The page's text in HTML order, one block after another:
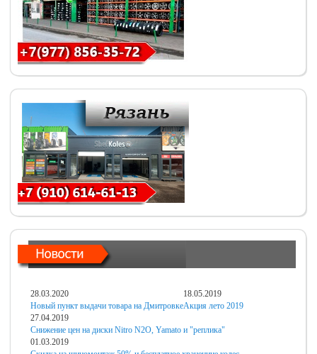
28.03.2020
Новый пункт выдачи товара на Дмитровке
18.05.2019
Акция лето 2019
27.04.2019
Снижение цен на диски Nitro N2O, Yamato и "реплика"
01.03.2019